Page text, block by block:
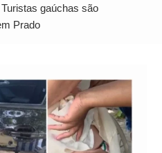
de “Esquisito” após
de R$ 80 Milhões
gaúchas são
Prado